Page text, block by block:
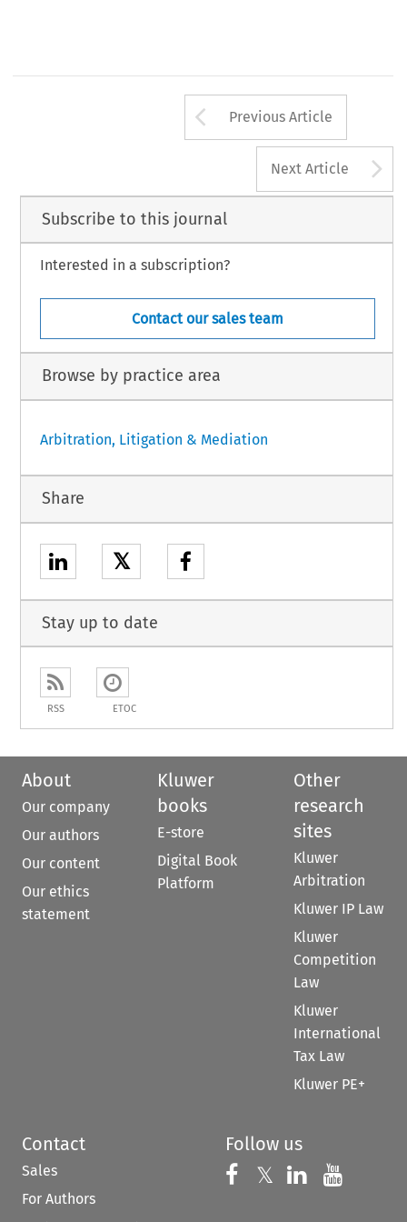
Arrow button
Previous Article
Next Article
Subscribe to this journal
Interested in a subscription?
Contact our sales team
Browse by practice area
Arbitration, Litigation & Mediation
Share
𝕏
Stay up to date
RSS ETOC
About
Our company
Our authors
Our content
Our ethics
statement
Kluwer
books
E-store
Digital Book
Platform
Other
research
sites
Kluwer
Arbitration
Kluwer IP Law
Kluwer
Competition
Law
Kluwer
International
Tax Law
Kluwer PE+
Contact
Sales
For Authors
Follow us
Follow us on
𝕏 Follow us on
Follow us